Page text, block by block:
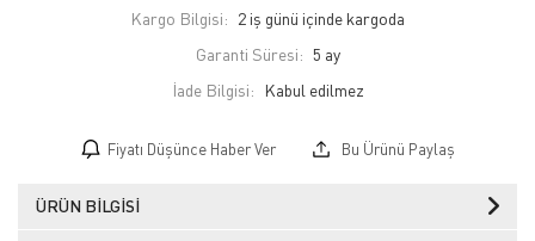
Kargo Bilgisi: 2 iş günü içinde kargoda
Garanti Süresi: 5 ay
İade Bilgisi:
Fiyatı Düşünce Haber Ver Bu Ürünü Paylaş
ÜRÜN BILGISI